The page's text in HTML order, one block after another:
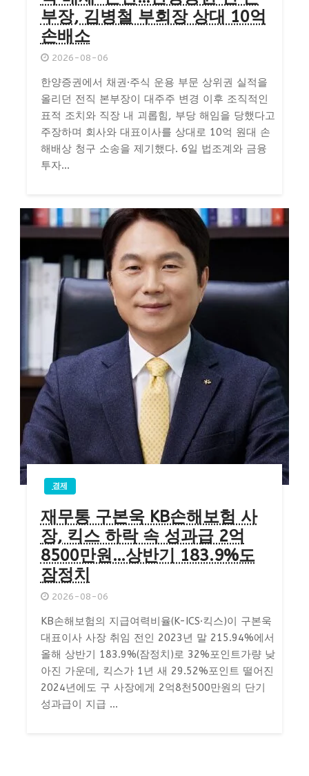
부장, 김병철 부회장 상대 10억
손배소
2026-08-06
한양증권에서 채권·주식 운용 부문 상위권 실적을
올리던 전직 본부장이 대주주 변경 이후 조직적인
표적 조치와 직장 내 괴롭힘, 부당 해임을 당했다고
주장하며 회사와 대표이사를 상대로 10억 원대 손
해배상 청구 소송을 제기했다. 6일 법조계와 금융
투자...
경제
재무통 구본욱 KB손해보험 사
장, 킥스 하락 속 성과급 2억
8500만원…상반기 183.9%도
잠정치
2026-08-06
KB손해보험의 지급여력비율(K-ICS·킥스)이 구본욱
대표이사 사장 취임 전인 2023년 말 215.94%에서
올해 상반기 183.9%(잠정치)로 32%포인트가량 낮
아진 가운데, 킥스가 1년 새 29.52%포인트 떨어진
2024년에도 구 사장에게 2억8천500만원의 단기
성과급이 지급 ...